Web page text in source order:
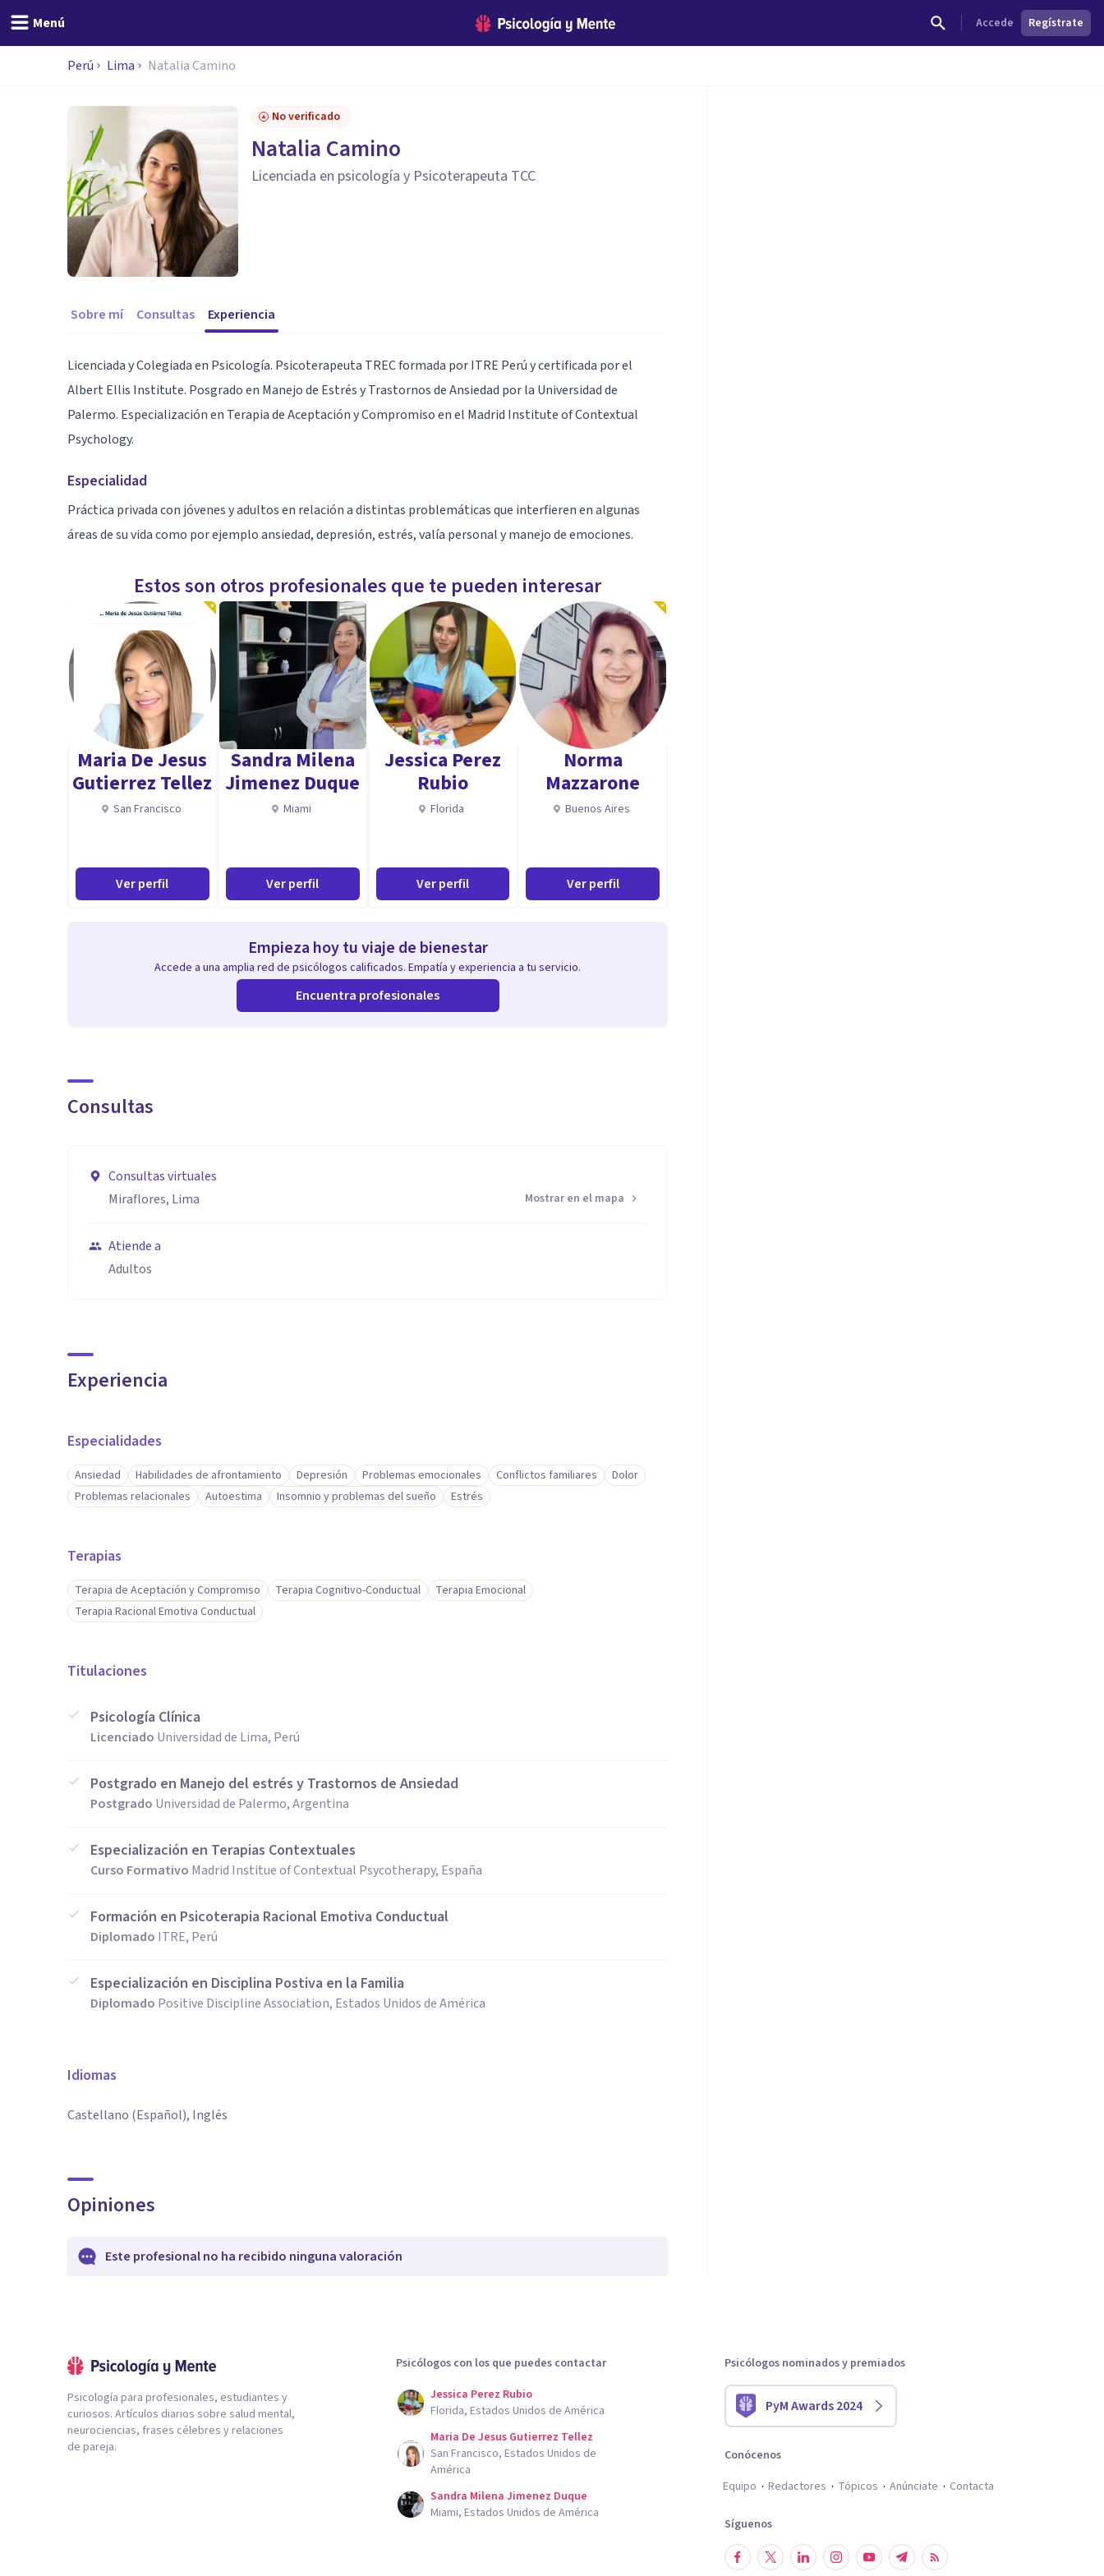
Menú Accede Regístrate
Perú Lima Natalia Camino
No verificado
Natalia Camino
Licenciada en psicología y Psicoterapeuta TCC
Sobre mí Consultas Experiencia
Licenciada y Colegiada en Psicología. Psicoterapeuta TREC formada por ITRE Perú y certificada por el
Albert Ellis Institute. Posgrado en Manejo de Estrés y Trastornos de Ansiedad por la Universidad de
Palermo. Especialización en Terapia de Aceptación y Compromiso en el Madrid Institute of Contextual
Psychology.
Especialidad
Práctica privada con jóvenes y adultos en relación a distintas problemáticas que interfieren en algunas
áreas de su vida como por ejemplo ansiedad, depresión, estrés, valía personal y manejo de emociones.
Estos son otros profesionales que te pueden interesar
Maria De Jesus
Gutierrez Tellez
San Francisco
Ver perfil
Sandra Milena
Jimenez Duque
Miami
Ver perfil
Jessica Perez
Rubio
Florida
Ver perfil
Norma
Mazzarone
Buenos Aires
Ver perfil
Empieza hoy tu viaje de bienestar
Accede a una amplia red de psicólogos calificados. Empatía y experiencia a tu servicio.
Encuentra profesionales
Consultas
Consultas virtuales
Miraflores, Lima
Mostrar en el mapa
Atiende a
Adultos
Experiencia
Especialidades
Ansiedad Habilidades de afrontamiento Depresión Problemas emocionales Conflictos familiares
Dolor
Problemas relacionales
Autoestima Insomnio y problemas del sueño Estrés
Terapias
Terapia de Aceptación y Compromiso Terapia Cognitivo-Conductual
Terapia Emocional
Terapia Racional Emotiva Conductual
Titulaciones
Psicología Clínica
Licenciado Universidad de Lima, Perú
Postgrado en Manejo del estrés y Trastornos de Ansiedad
Postgrado Universidad de Palermo, Argentina
Especialización en Terapias Contextuales
Curso Formativo Madrid Institue of Contextual Psycotherapy, España
Formación en Psicoterapia Racional Emotiva Conductual
Diplomado ITRE, Perú
Especialización en Disciplina Postiva en la Familia
Diplomado Positive Discipline Association, Estados Unidos de América
Idiomas
Castellano (Español), Inglés
Opiniones
Este profesional no ha recibido ninguna valoración
Psicología para profesionales, estudiantes y
curiosos. Artículos diarios sobre salud mental,
neurociencias, frases célebres y relaciones
de pareja.
Psicólogos con los que puedes contactar
Jessica Perez Rubio
Florida, Estados Unidos de América
Maria De Jesus Gutierrez Tellez
San Francisco, Estados Unidos de
América
Sandra Milena Jimenez Duque
Miami, Estados Unidos de América
Psicólogos nominados y premiados
PyM Awards 2024
Conócenos
Equipo
Redactores Tópicos Anúnciate Contacta
Síguenos